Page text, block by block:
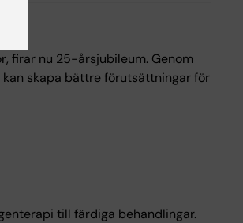
firar nu 25-årsjubileum. Genom
skapa bättre förutsättningar för
till färdiga behandlingar.